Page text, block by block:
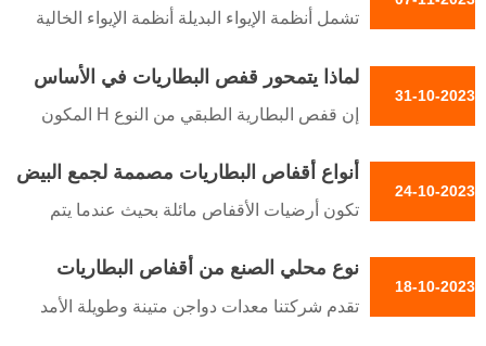
الاستفادة من المساحة داخل بيوت الدواجن
من خلال تكديس طبقات متعددة من
الأقفاص
تشمل أنظمة الإيواء البديلة أنظمة الإيواء الخالية
31-10-2023
لماذا يتمحور قفص البطاريات في الأساس
حول إنتاج البيض واللحوم
إن قفص البطارية الطبقي من النوع H المكون
لإيواء الدجاج البياض في شكل طبقات متدرجة
ومكدسة
24-10-2023
أنواع أقفاص البطاريات مصممة لجمع البيض
بسرعة وكفاءة
تكون أرضيات الأقفاص مائلة بحيث عندما يتم
18-10-2023
نوع محلي الصنع من أقفاص البطاريات
التجارية المصنوعة محليًا للعناية بالطيور
الداجنة بفعالية
تقدم شركتنا معدات دواجن متينة وطويلة الأمد